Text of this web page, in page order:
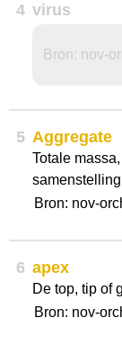
4 virus
Bron: nov-
5 Aggregate
Totale
Bron: nov-
6 apex
De top, tip of
Bron: nov-